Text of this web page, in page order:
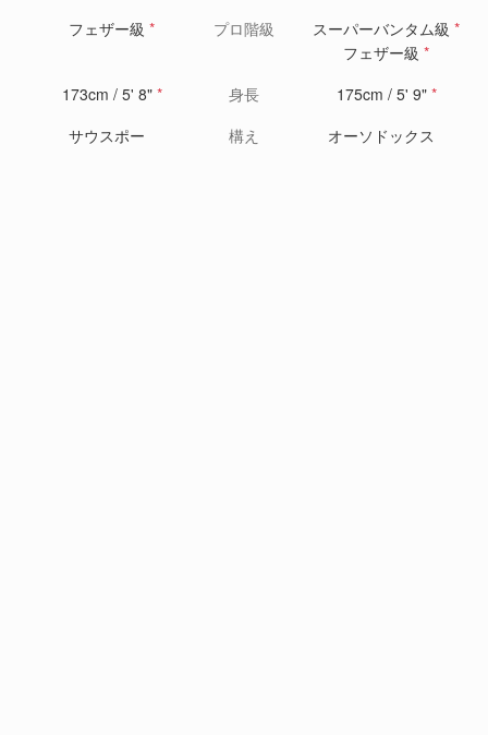
フェザー級 * プロ階級 スーパーバンタム級 *
フェザー級 *
173cm / 5' 8" * 身長 175cm / 5' 9" *
サウスポー
構え オーソドックス